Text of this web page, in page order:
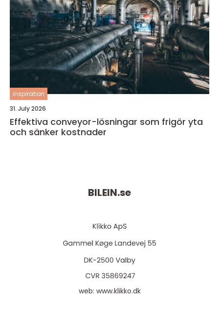
inspiration
31. July 2026
Effektiva conveyor-lösningar som frigör yta
och sänker kostnader
BILEIN.se
web: www.klikko.dk